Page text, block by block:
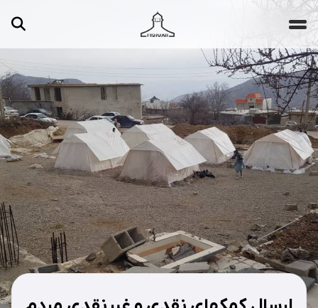
مقالات تصاویر
ویدیوها دسته‌بندی‌ها
جستجو ...